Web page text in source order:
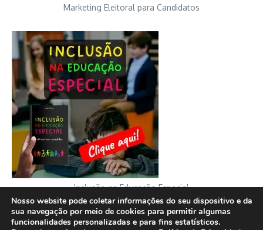
Marketing Eleitoral para Candidatos
Inclusão na Educação Especial
Nosso website pode coletar informações do seu dispositivo e da
sua navegação por meio de cookies para permitir algumas
funcionalidades personalizadas e para fins estatísticos.